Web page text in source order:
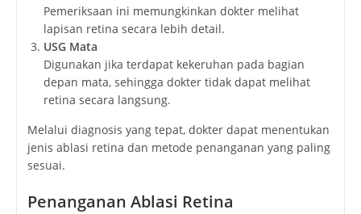
Pemeriksaan ini memungkinkan dokter melihat
lapisan retina secara lebih detail.
USG Mata
Digunakan jika terdapat kekeruhan pada bagian
depan mata, sehingga dokter tidak dapat melihat
retina secara langsung.
Melalui diagnosis yang tepat, dokter dapat menentukan
jenis ablasi retina dan metode penanganan yang paling
sesuai.
Penanganan Ablasi Retina